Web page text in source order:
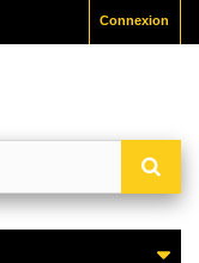
Connexion